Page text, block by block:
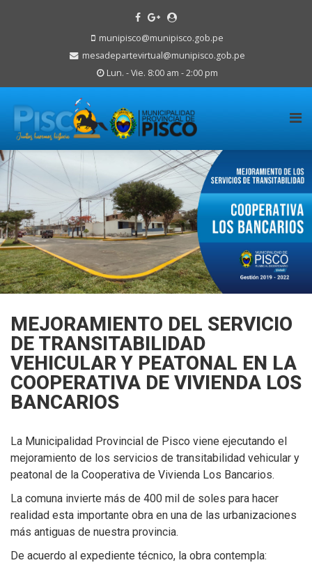
munipisco@munipisco.gob.pe
mesadepartevirtual@munipisco.gob.pe
Lun. - Vie. 8:00 am - 2:00 pm
MEJORAMIENTO DEL SERVICIO
DE TRANSITABILIDAD
VEHICULAR Y PEATONAL EN LA
COOPERATIVA DE VIVIENDA LOS
BANCARIOS
La Municipalidad Provincial de Pisco viene ejecutando el
mejoramiento de los servicios de transitabilidad vehicular y
peatonal de la Cooperativa de Vivienda Los Bancarios.
La comuna invierte más de 400 mil de soles para hacer
realidad esta importante obra en una de las urbanizaciones
más antiguas de nuestra provincia.
De acuerdo al expediente técnico, la obra contempla: